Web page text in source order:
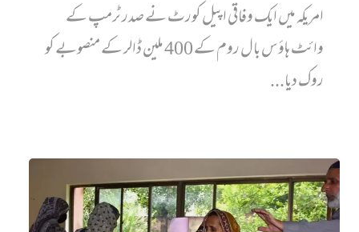
امریکہ میں ایک وفاقی اپیل کورٹ نے صدر ٹرمپ کے
وائٹ ہاؤس بال روم کے 400 ملین ڈالر کے منصوبے کو
روک دیا...